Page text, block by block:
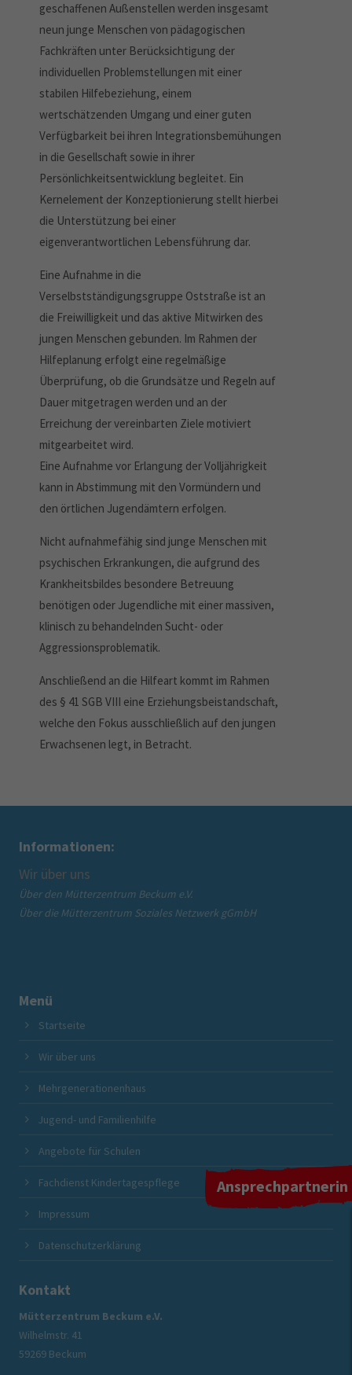
geschaffenen Außenstellen werden insgesamt
neun junge Menschen von pädagogischen
Fachkräften unter Berücksichtigung der
individuellen Problemstellungen mit einer
stabilen Hilfebeziehung, einem
wertschätzenden Umgang und einer guten
Verfügbarkeit bei ihren Integrationsbemühungen
in die Gesellschaft sowie in ihrer
Persönlichkeitsentwicklung begleitet. Ein
Kernelement der Konzeptionierung stellt hierbei
die Unterstützung bei einer
eigenverantwortlichen Lebensführung dar.
Eine Aufnahme in die
Verselbstständigungsgruppe Oststraße ist an
die Freiwilligkeit und das aktive Mitwirken des
jungen Menschen gebunden. Im Rahmen der
Hilfeplanung erfolgt eine regelmäßige
Überprüfung, ob die Grundsätze und Regeln auf
Dauer mitgetragen werden und an der
Erreichung der vereinbarten Ziele motiviert
mitgearbeitet wird.
Eine Aufnahme vor Erlangung der Volljährigkeit
kann in Abstimmung mit den Vormündern und
den örtlichen Jugendämtern erfolgen.
Nicht aufnahmefähig sind junge Menschen mit
psychischen Erkrankungen, die aufgrund des
Krankheitsbildes besondere Betreuung
benötigen oder Jugendliche mit einer massiven,
klinisch zu behandelnden Sucht- oder
Aggressionsproblematik.
Anschließend an die Hilfeart kommt im Rahmen
des § 41 SGB VIII eine Erziehungsbeistandschaft,
welche den Fokus ausschließlich auf den jungen
Erwachsenen legt, in Betracht.
Ansprechpartnerin
Informationen:
Wir über uns
Über den Mütterzentrum Beckum e.V.
Über die Mütterzentrum Soziales Netzwerk gGmbH
Menü
Startseite
Wir über uns
Mehrgenerationenhaus
Jugend- und Familienhilfe
Angebote für Schulen
Fachdienst Kindertagespflege
Impressum
Datenschutzerklärung
Kontakt
Mütterzentrum Beckum e.V.
Wilhelmstr. 41
59269 Beckum